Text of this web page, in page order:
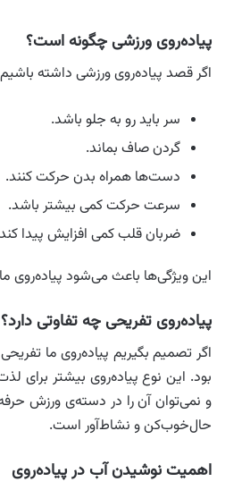
پیاده‌روی ورزشی چگونه است؟
اگر قصد پیاده‌روی ورزشی داشته
سر باید رو به جلو باشد.
گردن صاف بماند.
دست‌ها همراه بدن حرکت کنند.
سرعت حرکت کمی بیشتر باشد.
ضربان قلب کمی افزایش پیدا
این ویژگی‌ها باعث می‌شود پیاده‌روی
پیاده‌روی تفریحی چه تفاوتی دارد؟
اگر تصمیم بگیریم پیاده‌روی ما
بود. این نوع پیاده‌روی بیشتر برای
و نمی‌توان آن را در دسته‌ی ورزش
حال‌خوب‌کن و نشاط‌آور است.
اهمیت نوشیدن آب در پیاده‌روی